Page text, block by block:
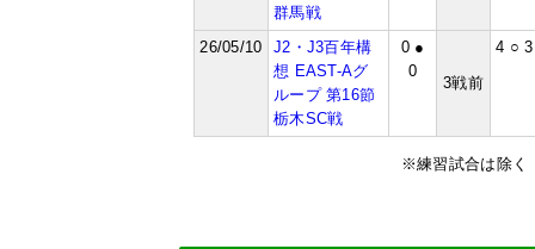
群馬戦
26/05/10
J2・J3百年構
想 EAST-Aグ
ループ 第16節
栃木SC戦
0 ●
0
3戦前
4 ○ 3
※練習試合は除く